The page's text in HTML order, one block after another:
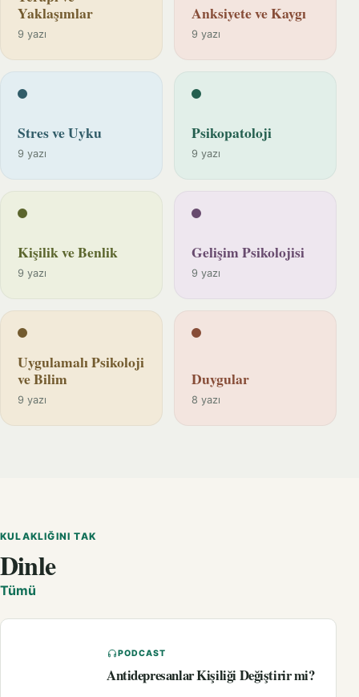
Yaklaşımlar
9 yazı
Anksiyete ve Kaygı
9 yazı
Stres ve Uyku
9 yazı
Psikopatoloji
9 yazı
Kişilik ve Benlik
9 yazı
Gelişim Psikolojisi
9 yazı
Uygulamalı Psikoloji
ve Bilim
9 yazı
Duygular
8 yazı
KULAKLIĞINI TAK
Dinle
Tümü
PODCAST
Antidepresanlar Kişiliği Değiştirir mi?